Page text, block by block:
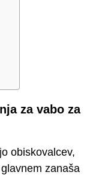
za vabo za
obiskovalcev,
zanaša